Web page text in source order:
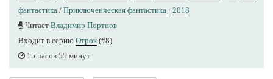
фантастика / Приключенческая фантастика · 2018
Читает Владимир Портнов
Входит в серию Отрок (#8)
15 часов 55 минут